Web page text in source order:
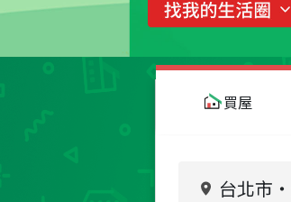
買屋
台北市 ・